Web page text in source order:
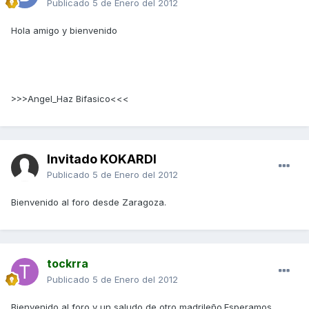
Publicado 5 de Enero del 2012
Hola amigo y bienvenido
>>>Angel_Haz Bifasico<<<
Invitado KOKARDI
Publicado 5 de Enero del 2012
Bienvenido al foro desde Zaragoza.
tockrra
Publicado 5 de Enero del 2012